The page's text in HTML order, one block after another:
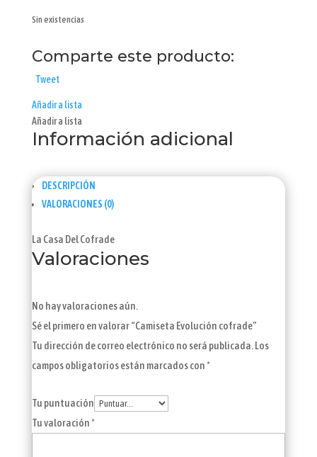
Sin existencias
Comparte este producto:
Tweet
Añadir a lista
Añadir a lista
Información adicional
DESCRIPCIÓN
VALORACIONES (0)
La Casa Del Cofrade
Valoraciones
No hay valoraciones aún.
Sé el primero en valorar “Camiseta Evolución cofrade”
Tu dirección de correo electrónico no será publicada. Los
campos obligatorios están marcados con*
Tu puntuación
Tu valoración*